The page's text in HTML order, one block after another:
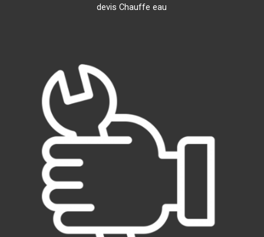
devis Chauffe eau